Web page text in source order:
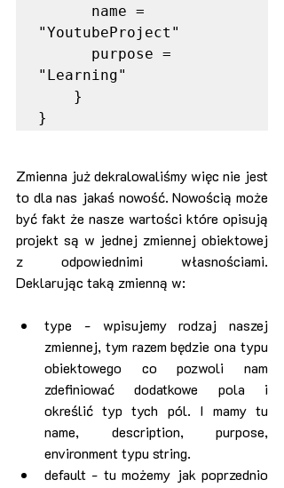
"YoutubeProject"
"Learning"
}
Zmienna już dekralowaliśmy więc nie jest
to dla nas jakaś nowość. Nowością może
być fakt że nasze wartości które opisują
projekt są w jednej zmiennej obiektowej
z odpowiednimi własnościami.
Deklarując taką zmienną w:
type - wpisujemy rodzaj naszej
zmiennej, tym razem będzie ona typu
obiektowego co pozwoli nam
zdefiniować dodatkowe pola i
określić typ tych pól. I mamy tu
name, description, purpose,
environment typu string.
default - tu możemy jak poprzednio